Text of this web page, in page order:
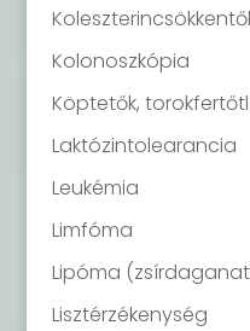
Kolonoszkópia
Köptetők,
Laktózintolearancia
Leukémia
Limfóma
Lipóma
Lisztérzékenység